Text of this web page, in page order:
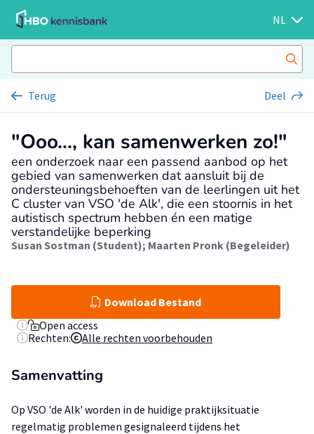
NL
Terug Deel
"Ooo..., kan samenwerken zo!"
een onderzoek naar een passend aanbod op het
gebied van samenwerken dat aansluit bij de
ondersteuningsbehoeften van de leerlingen uit het
C cluster van VSO 'de Alk', die een stoornis in het
autistisch spectrum hebben én een matige
verstandelijke beperking
Susan Sostman (Student); Maarten Pronk (Begeleider)
Download Bestand
Open access
Rechten:
Alle rechten voorbehouden
Samenvatting
Op VSO 'de Alk' worden in de huidige praktijksituatie
regelmatig problemen gesignaleerd tijdens het